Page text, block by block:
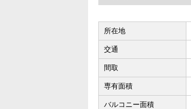
所在地
交通
間取
専有面積
バルコニー面積